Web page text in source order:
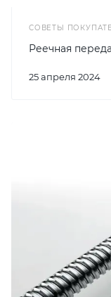
СОВЕТЫ
25 апреля 2024
Реечная